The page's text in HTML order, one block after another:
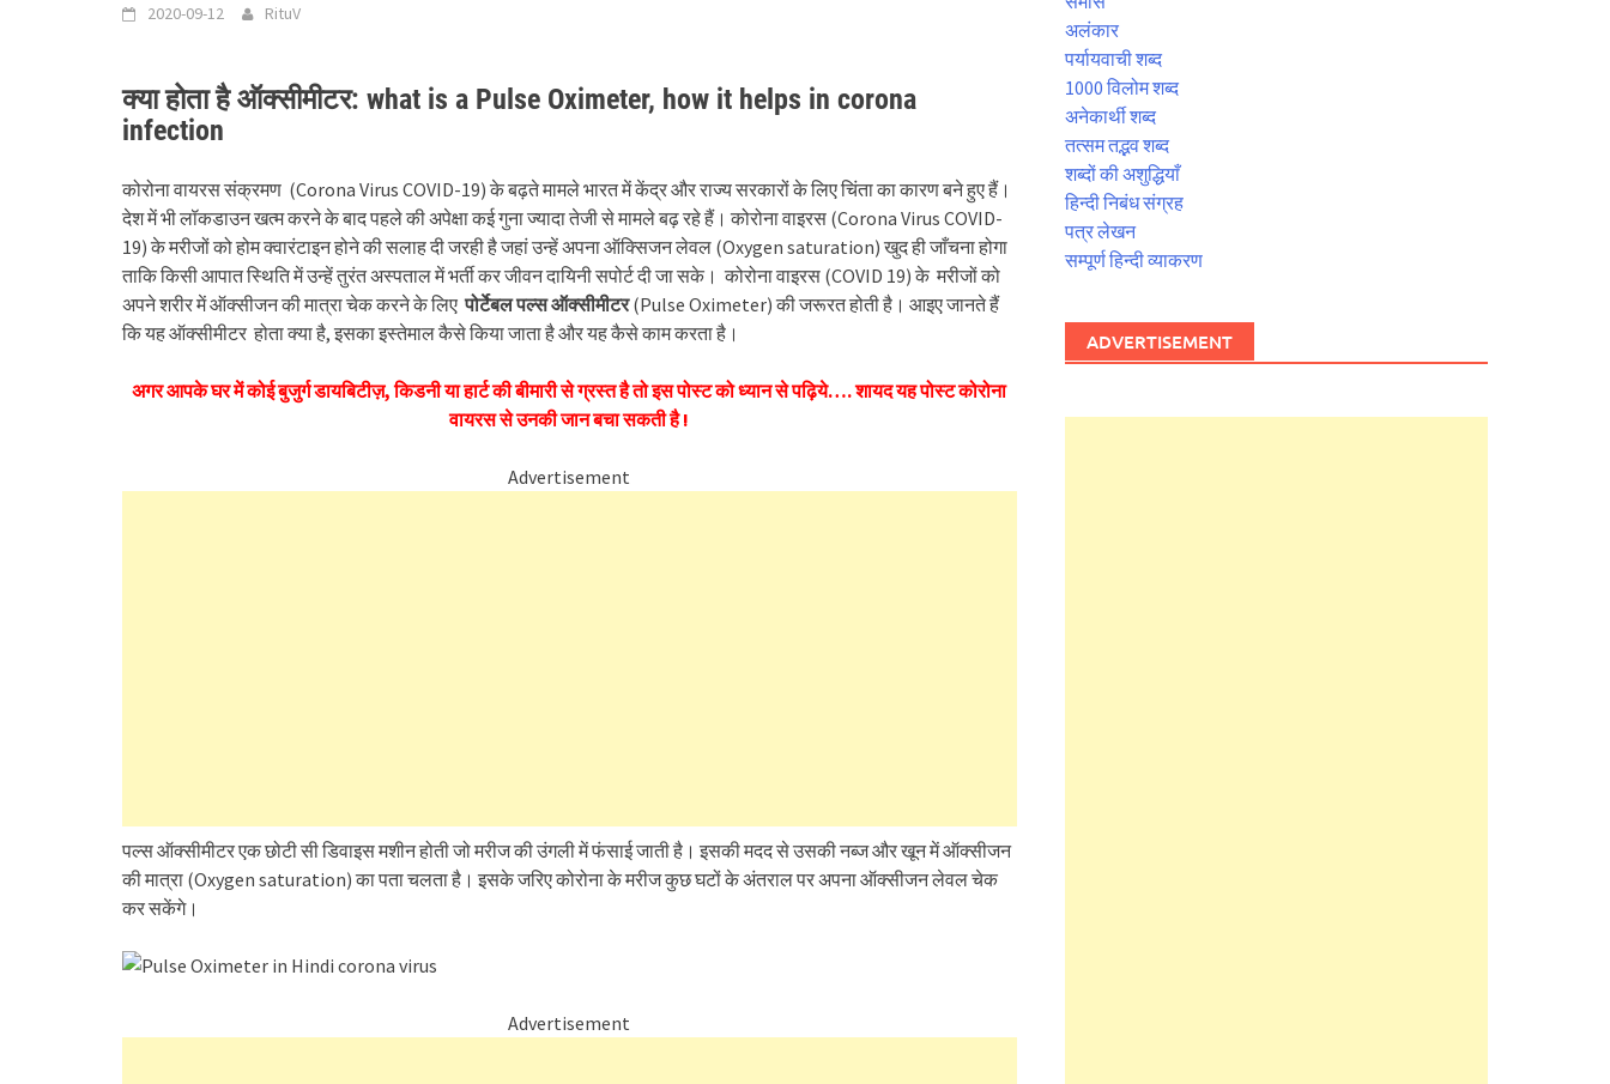
2020-09-12 RituV
क्या होता है ऑक्सीमीटर: what is a Pulse Oximeter, how it helps in corona
infection
कोरोना वायरस संक्रमण (Corona Virus COVID-19) के बढ़ते मामले भारत में केंद्र और राज्य सरकारों के लिए चिंता का कारण बने हुए हैं।
देश में भी लॉकडाउन खत्म करने के बाद पहले की अपेक्षा कई गुना ज्यादा तेजी से मामले बढ़ रहे हैं। कोरोना वाइरस (Corona Virus COVID-
19) के मरीजों को होम क्वारंटाइन होने की सलाह दी जरही है जहां उन्हें अपना ऑक्सिजन लेवल (Oxygen saturation) खुद ही जाँचना होगा
ताकि किसी आपात स्थिति में उन्हें तुरंत अस्पताल में भर्ती कर जीवन दायिनी सपोर्ट दी जा सके। कोरोना वाइरस (COVID 19) के मरीजों को
अपने शरीर में ऑक्सीजन की मात्रा चेक करने के लिएपोर्टेबल पल्स ऑक्सीमीटर(Pulse Oximeter) की जरूरत होती है। आइए जानते हैं
कि यह ऑक्सीमीटर होता क्या है, इसका इस्तेमाल कैसे किया जाता है और यह कैसे काम करता है।
अगर आपके घर में कोई बुजुर्ग डायबिटीज़, किडनी या हार्ट की बीमारी से ग्रस्त है तो इस पोस्ट को ध्यान से पढ़िये….शायद यह पोस्ट कोरोना
वायरस से उनकी जान बचा सकती है !
Advertisement
पल्स ऑक्सीमीटर एक छोटी सी डिवाइस मशीन होती जो मरीज की उंगली में फंसाई जाती है। इसकी मदद से उसकी नब्ज और खून में ऑक्सीजन
की मात्रा (Oxygen saturation) का पता चलता है। इसके जरिए कोरोना के मरीज कुछ घटों के अंतराल पर अपना ऑक्सीजन लेवल चेक
कर सकेंगे।
Advertisement
अलंकार
पर्यायवाची शब्द
1000 विलोम शब्द
अनेकार्थी शब्द
तत्सम तद्भव शब्द
शब्दों की अशुद्धियाँ
हिन्दी निबंध संग्रह
पत्र लेखन
सम्पूर्ण हिन्दी व्याकरण
ADVERTISEMENT